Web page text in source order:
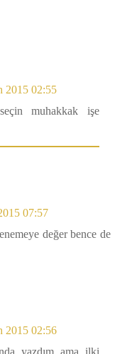
2015 02:55
muhakkak işe
07:57
değer bence de
2015 02:56
yazdım ama ilki